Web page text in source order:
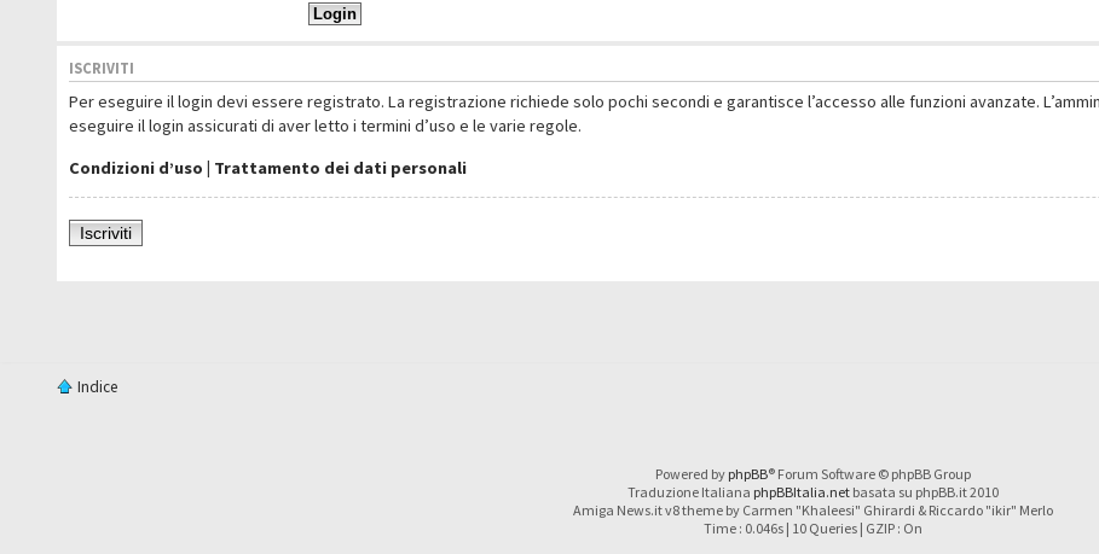
ISCRIVITI
Per eseguire il login devi essere registrato. La registrazione richiede solo pochi secondi e garantisce l’accesso alle funzioni avanzate.
eseguire il login assicurati di aver letto i termini d’uso e le varie regole.
Condizioni d’uso | Trattamento dei dati personali
Iscriviti
Indice
Powered by phpBB® Forum Software © phpBB Group
Traduzione Italiana phpBBItalia.netbasata su phpBB.it 2010
Amiga News.it v8 theme by Carmen "Khaleesi" Ghirardi & Riccardo "ikir" Merlo
Time : 0.046s | 10 Queries | GZIP : On